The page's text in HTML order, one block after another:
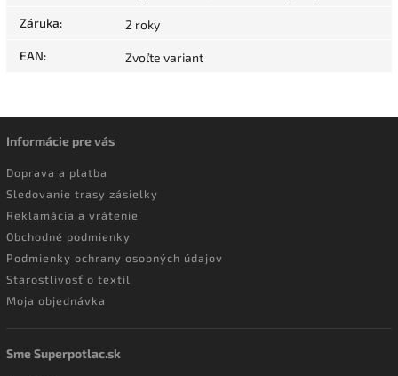
Záruka: 2 roky
EAN: Zvoľte variant
Informácie pre vás
Doprava a platba
Sledovanie trasy zásielky
Reklamácia a vrátenie
Obchodné podmienky
Podmienky ochrany osobných údajov
Starostlivosť o textil
Moja objednávka
Sme Superpotlac.sk